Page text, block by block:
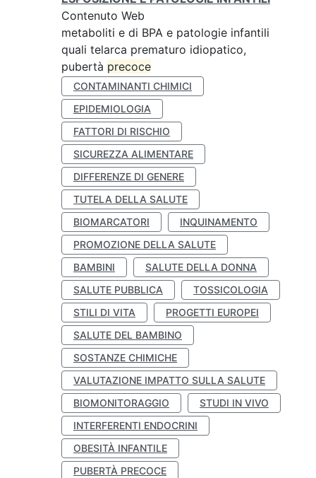
Contenuto Web
metaboliti e di BPA e patologie infantili
quali telarca prematuro idiopatico,
pubertà precoce
CONTAMINANTI CHIMICI
EPIDEMIOLOGIA
FATTORI DI RISCHIO
SICUREZZA ALIMENTARE
DIFFERENZE DI GENERE
TUTELA DELLA SALUTE
BIOMARCATORI
INQUINAMENTO
PROMOZIONE DELLA SALUTE
BAMBINI
SALUTE DELLA DONNA
SALUTE PUBBLICA
TOSSICOLOGIA
STILI DI VITA
PROGETTI EUROPEI
SALUTE DEL BAMBINO
SOSTANZE CHIMICHE
VALUTAZIONE IMPATTO SULLA SALUTE
BIOMONITORAGGIO
STUDI IN VIVO
INTERFERENTI ENDOCRINI
OBESITÀ INFANTILE
PUBERTÀ PRECOCE